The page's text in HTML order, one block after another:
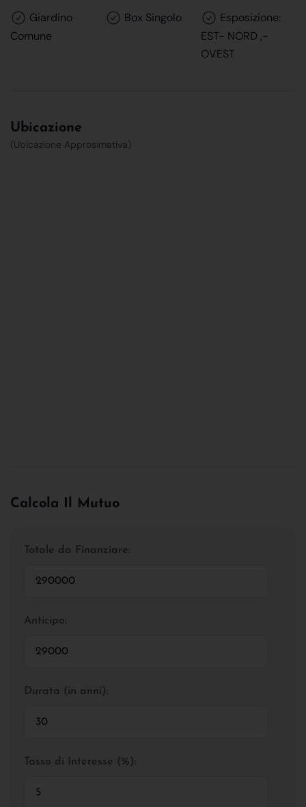
Giardino
Comune
Box Singolo
Esposizione:
EST- NORD ,-
OVEST
Ubicazione
(Ubicazione Approsimativa)
Calcola Il Mutuo
Totale da Finanziare:
Anticipo:
Durata (in anni):
Tasso di Interesse (%):